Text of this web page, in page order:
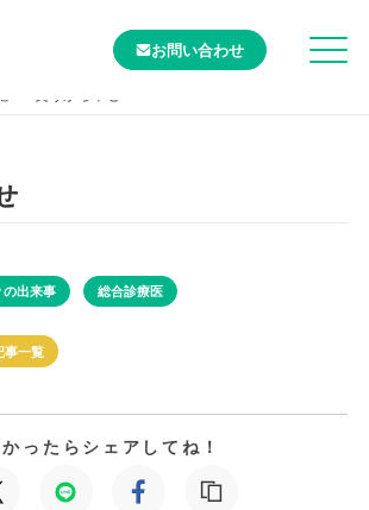
お問い合わせ
の出来事 総合診療医
事一覧
かったらシェアしてね！